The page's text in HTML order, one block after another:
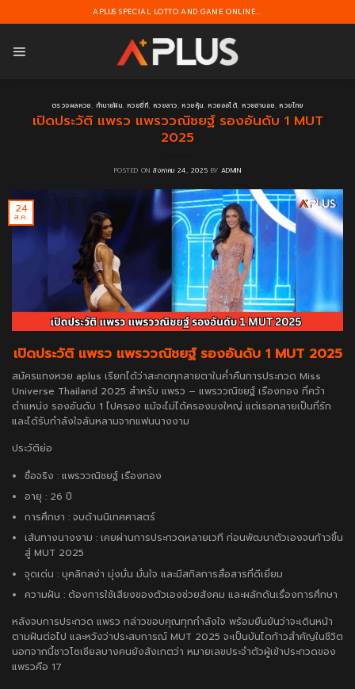
to
APLUS SPECIAL LOTTO AND GAME ONLINE...
ตรวจผลหวย, ทำนายฝัน, หวยยี่กี, หวยลาว, หวยหุ้น, หวยออโต้, หวยฮานอย, หวยไทย
เปิดประวัติ แพรว แพรววณิชยฐ์ รองอันดับ 1 MUT
2025
POSTED ONสิงหาคม 24, 2025 BYADMIN
24
ส.ค.
เปิดประวัติ แพรว แพรววณิชยฐ์ รองอันดับ 1 MUT 2025
สมัครแทงหวย aplus เรียกได้ว่าสะกดทุกสายตาในค่ำคืนการประกวด Miss
Universe Thailand 2025 สำหรับ แพรว – แพรววณิชยฐ์ เรืองทอง ที่คว้า
ตำแหน่ง รองอันดับ 1 ไปครอง แม้จะไม่ได้ครองมงใหญ่ แต่เธอกลายเป็นที่รัก
และได้รับกำลังใจล้นหลามจากแฟนนางงาม
ประวัติย่อ
ชื่อจริง : แพรววณิชยฐ์ เรืองทอง
อายุ : 26 ปี
การศึกษา : จบด้านนิเทศศาสตร์
เส้นทางนางงาม : เคยผ่านการประกวดหลายเวที ก่อนพัฒนาตัวเองจนก้าวขึ้น
สู่ MUT 2025
จุดเด่น : บุคลิกสง่า มุ่งมั่น มั่นใจ และมีสกิลการสื่อสารที่ดีเยี่ยม
ความฝัน : ต้องการใช้เสียงของตัวเองช่วยสังคม และผลักดันเรื่องการศึกษา
หลังจบการประกวด แพรว กล่าวขอบคุณทุกกำลังใจ พร้อมยืนยันว่าจะเดินหน้า
ตามฝันต่อไป และหวังว่าประสบการณ์ MUT 2025 จะเป็นบันไดก้าวสำคัญในชีวิต
นอกจากนี้ชาวโซเชียลบางคนยังสังเกตว่า หมายเลขประจำตัวผู้เข้าประกวดของ
แพรวคือ 17